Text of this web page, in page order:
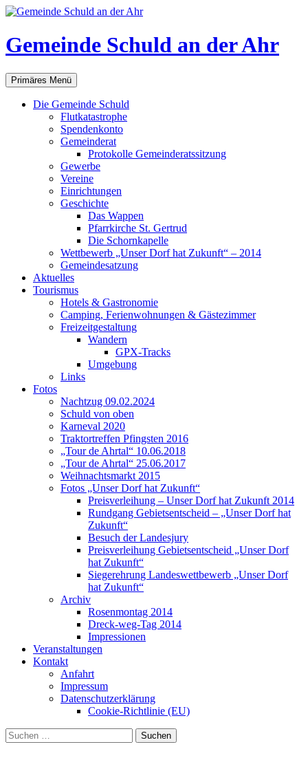
Gemeinde Schuld an der Ahr
Suchen
Primäres Menü Zum
Inhalt
springen
Die Gemeinde Schuld
Flutkatastrophe
Spendenkonto
Gemeinderat
Protokolle Gemeinderatssitzung
Gewerbe
Vereine
Einrichtungen
Geschichte
Das Wappen
Pfarrkirche St. Gertrud
Die Schornkapelle
Wettbewerb „Unser Dorf hat Zukunft“ – 2014
Gemeindesatzung
Aktuelles
Tourismus
Hotels & Gastronomie
Camping, Ferienwohnungen & Gästezimmer
Freizeitgestaltung
Wandern
GPX-Tracks
Umgebung
Links
Fotos
Nachtzug 09.02.2024
Schuld von oben
Karneval 2020
Traktortreffen Pfingsten 2016
„Tour de Ahrtal“ 10.06.2018
„Tour de Ahrtal“ 25.06.2017
Weihnachtsmarkt 2015
Fotos „Unser Dorf hat Zukunft“
Preisverleihung – Unser Dorf hat Zukunft 2014
Rundgang Gebietsentscheid – „Unser Dorf hat
Zukunft“
Besuch der Landesjury
Preisverleihung Gebietsentscheid „Unser Dorf
hat Zukunft“
Siegerehrung Landeswettbewerb „Unser Dorf
hat Zukunft“
Archiv
Rosenmontag 2014
Dreck-weg-Tag 2014
Impressionen
Veranstaltungen
Kontakt
Anfahrt
Impressum
Datenschutzerklärung
Cookie-Richtlinie (EU)
Suchen
nach: